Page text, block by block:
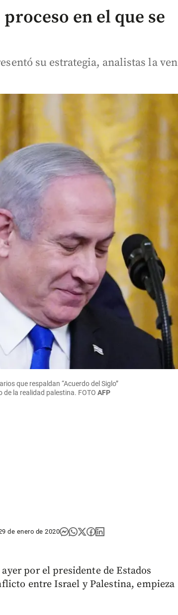
en el que se
su estrategia, analistas la ven
que respaldan “Acuerdo del Siglo”
de la realidad palestina. FOTOAFP
de enero de 2020
por el presidente de Estados
entre Israel y Palestina, empieza